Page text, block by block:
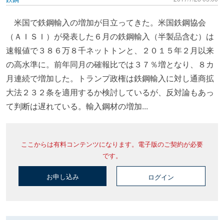
米国で鉄鋼輸入の増加が目立ってきた。米国鉄鋼協会
（ＡＩＳＩ）が発表した６月の鉄鋼輸入（半製品含む）は
速報値で３８６万８千ネットトンと、２０１５年２月以来
の高水準に。前年同月の確報比では３７％増となり、８カ
月連続で増加した。トランプ政権は鉄鋼輸入に対し通商拡
大法２３２条を適用するか検討しているが、反対論もあっ
て判断は遅れている。輸入鋼材の増加...
ここからは有料コンテンツになります。電子版のご契約が必要
です。
お申し込み ログイン